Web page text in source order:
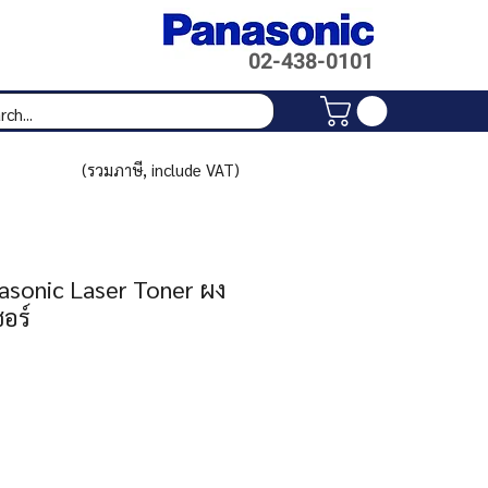
02-438-0101
Laser Toner ผง
ร์
(รวมภาษี, include VAT)